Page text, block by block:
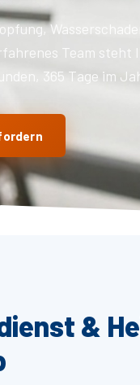
Team steht
365 Tage im
&